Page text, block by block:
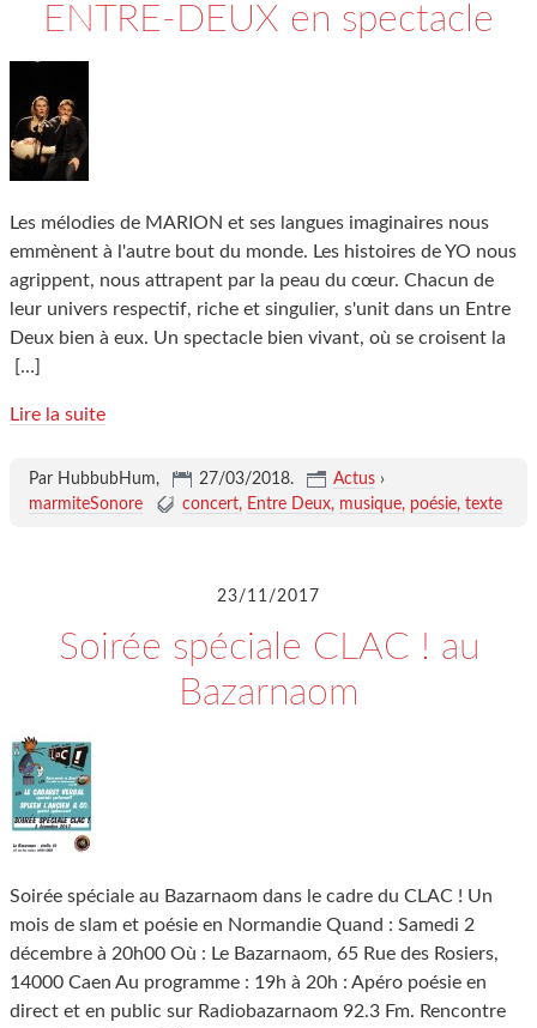
ENTRE-DEUX en spectacle
Les mélodies de MARION et ses langues imaginaires nous
emmènent à l'autre bout du monde. Les histoires de YO nous
agrippent, nous attrapent par la peau du cœur. Chacun de
leur univers respectif, riche et singulier, s'unit dans un Entre
Deux bien à eux. Un spectacle bien vivant, où se croisent la
[…]
Lire la suite
Par HubbubHum, 27/03/2018. Actus›
marmiteSonore
concert Entre Deux musique poésie texte
23/11/2017
Soirée spéciale CLAC ! au
Bazarnaom
Soirée spéciale au Bazarnaom dans le cadre du CLAC ! Un
mois de slam et poésie en Normandie Quand : Samedi 2
décembre à 20h00 Où : Le Bazarnaom, 65 Rue des Rosiers,
14000 Caen Au programme : 19h à 20h : Apéro poésie en
direct et en public sur Radiobazarnaom 92.3 Fm. Rencontre